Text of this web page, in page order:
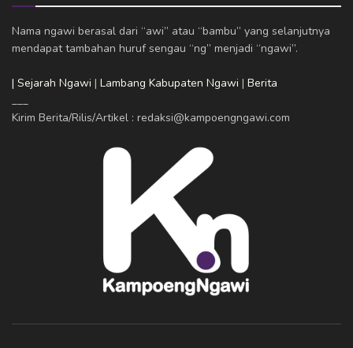
Nama ngawi berasal dari “awi” atau “bambu” yang selanjutnya
mendapat tambahan huruf sengau “ng” menjadi “ngawi”.
| Sejarah Ngawi | Lambang Kabupaten Ngawi | Berita
___
Kirim Berita/Rilis/Artikel : redaksi@kampoengngawi.com